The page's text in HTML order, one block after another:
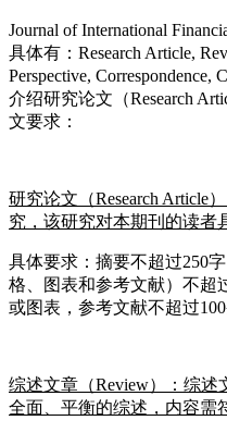
Journal of International
具体有：Research Article,
Perspective,
介绍研究论文（Research
文要求：
研究论文（Research Article
究，该研究对本期刊的读者
具体要求：摘要不超过250
格、图表和参考文献）不超
或图表，参考文献不超过100
综述文章（Review）：综
全面、平衡的综述，内容需